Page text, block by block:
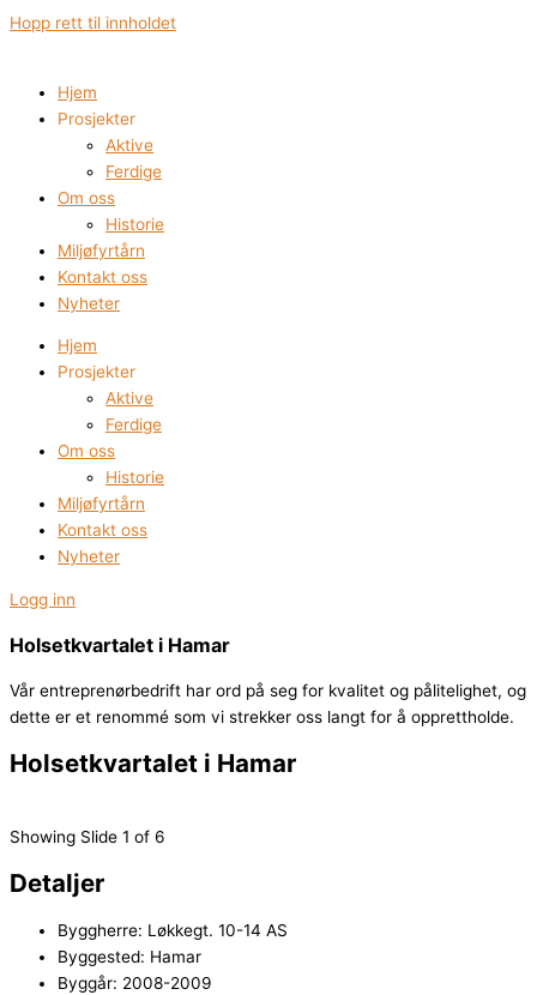
Hopp rett til innholdet
Hjem
Prosjekter
Aktive
Ferdige
Om oss
Historie
Miljøfyrtårn
Kontakt oss
Nyheter
Hjem
Prosjekter
Aktive
Ferdige
Om oss
Historie
Miljøfyrtårn
Kontakt oss
Nyheter
Logg inn
Holsetkvartalet i Hamar
Vår entreprenørbedrift har ord på seg for kvalitet og pålitelighet, og
dette er et renommé som vi strekker oss langt for å opprettholde.
Holsetkvartalet i Hamar
Showing Slide 1 of 6
Detaljer
Byggherre: Løkkegt. 10-14 AS
Byggested: Hamar
Byggår: 2008-2009